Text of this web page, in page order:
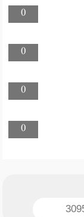
0
0
0
0